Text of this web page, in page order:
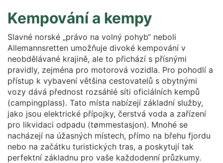
Kempování a kempy
Slavné norské „právo na volný pohyb“ neboli
Allemannsretten umožňuje divoké kempování v
neobdělávané krajině, ale to přichází s přísnými
pravidly, zejména pro motorová vozidla. Pro pohodlí a
přístup k vybavení většina cestovatelů s obytnými
vozy dává přednost rozsáhlé síti oficiálních kempů
(campingplass). Tato místa nabízejí základní služby,
jako jsou elektrické přípojky, čerstvá voda a zařízení
pro likvidaci odpadu (tømmestasjon). Mnohé se
nacházejí na úžasných místech, přímo na břehu fjordu
nebo na začátku turistických tras, a poskytují tak
perfektní základnu pro vaše každodenní průzkumy.